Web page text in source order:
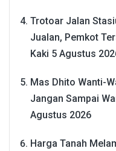
Trotoar Jalan
Jualan, Pemkot
Kaki 5 Agustus
Mas Dhito Wanti-
Jangan Sampai
Agustus 2026
Harga Tanah